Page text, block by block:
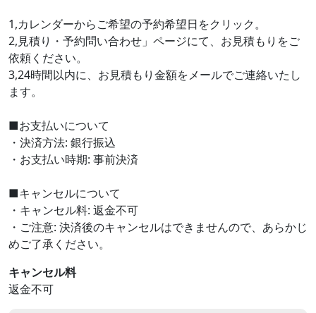
1,カレンダーからご希望の予約希望日をクリック。
2,見積り・予約問い合わせ」ページにて、お見積もりをご
依頼ください。
3,24時間以内に、お見積もり金額をメールでご連絡いたし
ます。
■お支払いについて
・決済方法: 銀行振込
・お支払い時期: 事前決済
■キャンセルについて
・キャンセル料: 返金不可
・ご注意: 決済後のキャンセルはできませんので、あらかじ
めご了承ください。
キャンセル料
返金不可